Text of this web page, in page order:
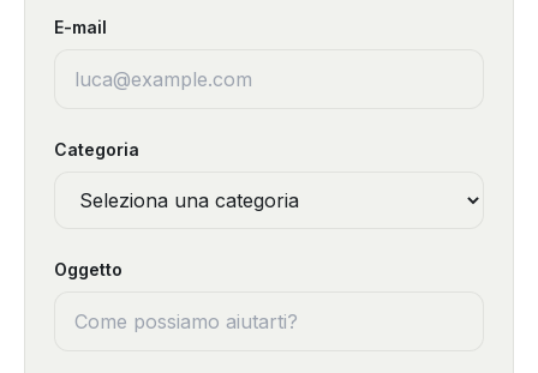
E-mail
Categoria
Oggetto